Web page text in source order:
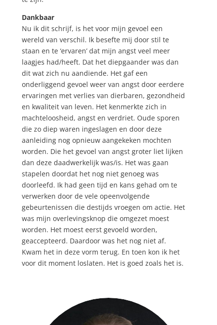
Dankbaar
Nu ik dit schrijf, is het voor mijn gevoel een
wereld van verschil. Ik besefte mij door stil te
staan en te ‘ervaren’ dat mijn angst veel meer
laagjes had/heeft. Dat het diepgaander was dan
dit wat zich nu aandiende. Het gaf een
onderliggend gevoel weer van angst door eerdere
ervaringen met verlies van dierbaren, gezondheid
en kwaliteit van leven. Het kenmerkte zich in
machteloosheid, angst en verdriet. Oude sporen
die zo diep waren ingeslagen en door deze
aanleiding nog opnieuw aangekeken mochten
worden. Die het gevoel van angst groter liet lijken
dan deze daadwerkelijk was/is. Het was gaan
stapelen doordat het nog niet genoeg was
doorleefd. Ik had geen tijd en kans gehad om te
verwerken door de vele opeenvolgende
gebeurtenissen die destijds vroegen om actie. Het
was mijn overlevingsknop die omgezet moest
worden. Het moest eerst gevoeld worden,
geaccepteerd. Daardoor was het nog niet af.
Kwam het in deze vorm terug. En toen kon ik het
voor dit moment loslaten. Het is goed zoals het is.